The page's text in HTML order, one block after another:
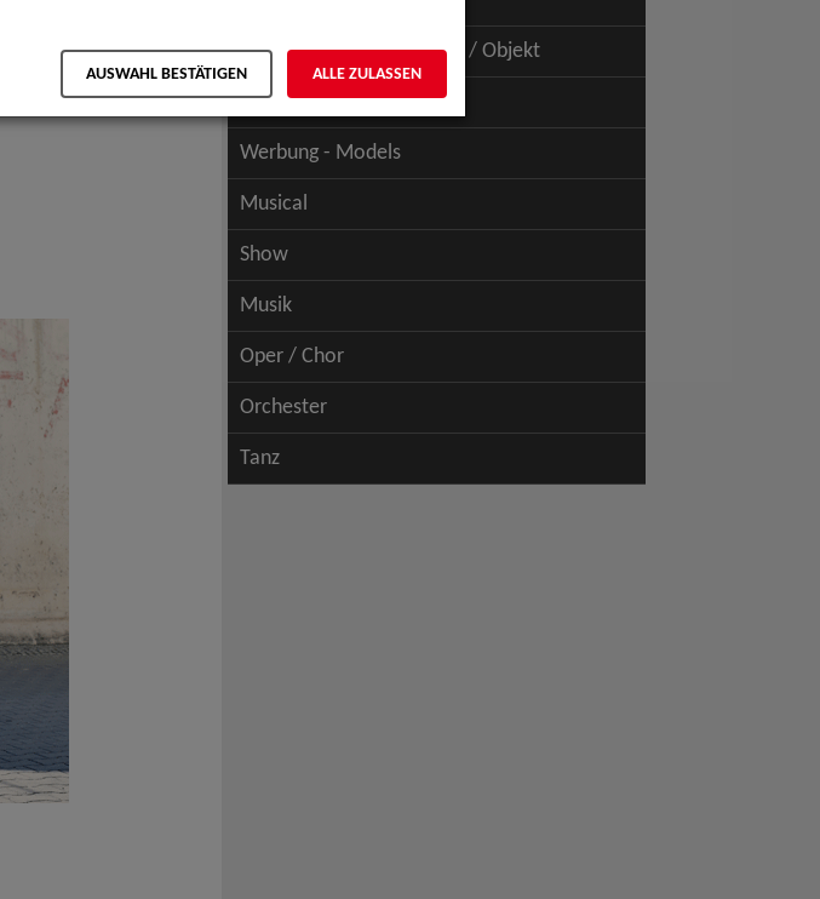
Schauspiel - Figur / Puppe / Objekt
Werbung - Talents
Werbung - Models
Musical
Show
Musik
Oper / Chor
Orchester
Tanz
AUSWAHL BESTÄTIGEN ALLE ZULASSEN